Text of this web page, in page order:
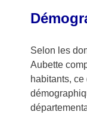
Selon les
Aubette
habitants,